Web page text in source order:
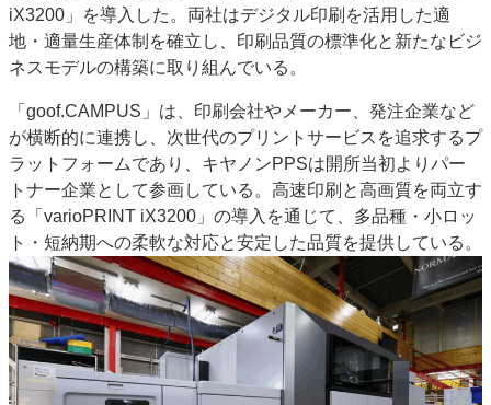
JAPAN PACK 2023 特集
中古印刷機・製本機特集
2022 見える化・MIS特集
2022 検査・校正特集
特集・デジタル印刷 ～ 新成長軌道を描く
案内
発刊案内
JFPI印刷用語集 印刷機材年鑑
運営
会社案内
購読・購入申し込み
サイトポリシー
お問い合わせ
iX3200」を導入した。両社はデジタル印刷を活用した適
地・適量生産体制を確立し、印刷品質の標準化と新たなビジ
ネスモデルの構築に取り組んでいる。
「goof.CAMPUS」は、印刷会社やメーカー、発注企業など
が横断的に連携し、次世代のプリントサービスを追求するプ
ラットフォームであり、キヤノンPPSは開所当初よりパー
トナー企業として参画している。高速印刷と高画質を両立す
る「varioPRINT iX3200」の導入を通じて、多品種・小ロッ
ト・短納期への柔軟な対応と安定した品質を提供している。